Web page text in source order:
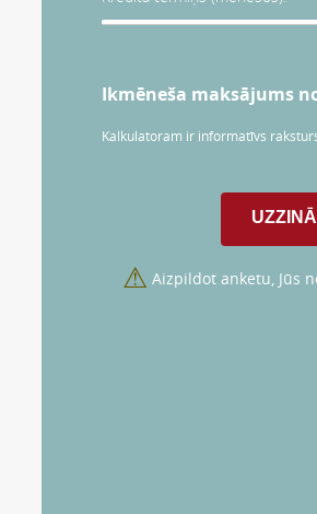
Ikmēneša maksājums
Kalkulatoram ir informatīvs
⚠ Aizpildot anketu, Jūs